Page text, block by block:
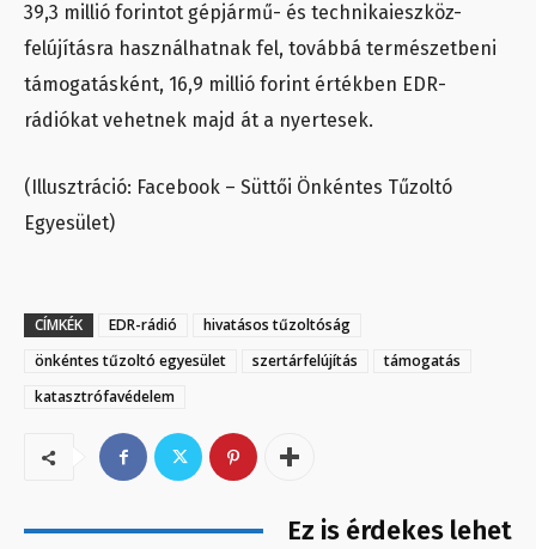
39,3 millió forintot gépjármű- és technikaieszköz-
felújításra használhatnak fel, továbbá természetbeni
támogatásként, 16,9 millió forint értékben EDR-
rádiókat vehetnek majd át a nyertesek.
(Illusztráció: Facebook – Süttői Önkéntes Tűzoltó
Egyesület)
CÍMKÉK EDR-rádió
hivatásos tűzoltóság
önkéntes tűzoltó egyesület
szertárfelújítás
támogatás
katasztrófavédelem
Ez is érdekes lehet